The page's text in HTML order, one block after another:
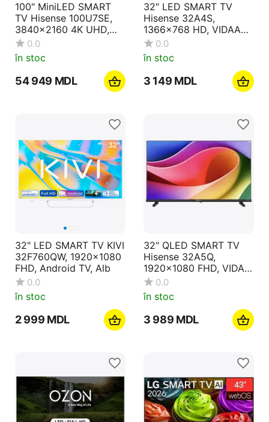
100" MiniLED SMART
TV Hisense 100U7SE,
3840x2160 4K UHD,
VIDAA U9, Negru
0.0
în stoc
54 949 MDL
32" LED SMART TV
Hisense 32A4S,
1366x768 HD, VIDAA
U9, Negru
0.0
în stoc
3 149 MDL
32" LED SMART TV KIVI
32F760QW, 1920x1080
FHD, Android TV, Alb
0.0
în stoc
2 999 MDL
32" QLED SMART TV
Hisense 32A5Q,
1920x1080 FHD, VIDAA
U9, Negru
0.0
în stoc
3 989 MDL